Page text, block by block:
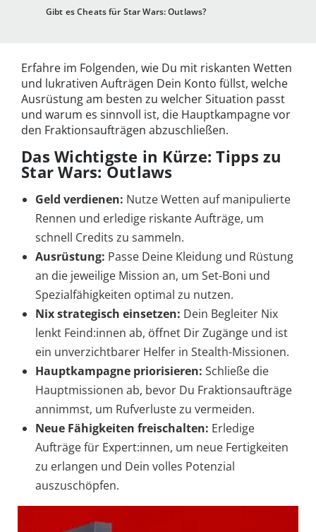
Gibt es Cheats für Star Wars: Outlaws?
Erfahre im Folgenden, wie Du mit riskanten Wetten
und lukrativen Aufträgen Dein Konto füllst, welche
Ausrüstung am besten zu welcher Situation passt
und warum es sinnvoll ist, die Hauptkampagne vor
den Fraktionsaufträgen abzuschließen.
Das Wichtigste in Kürze: Tipps zu
Star Wars: Outlaws
Geld verdienen: Nutze Wetten auf manipulierte
Rennen und erledige riskante Aufträge, um
schnell Credits zu sammeln.
Ausrüstung: Passe Deine Kleidung und Rüstung
an die jeweilige Mission an, um Set-Boni und
Spezialfähigkeiten optimal zu nutzen.
Nix strategisch einsetzen: Dein Begleiter Nix
lenkt Feind:innen ab, öffnet Dir Zugänge und ist
ein unverzichtbarer Helfer in Stealth-Missionen.
Hauptkampagne priorisieren: Schließe die
Hauptmissionen ab, bevor Du Fraktionsaufträge
annimmst, um Rufverluste zu vermeiden.
Neue Fähigkeiten freischalten: Erledige
Aufträge für Expert:innen, um neue Fertigkeiten
zu erlangen und Dein volles Potenzial
auszuschöpfen.